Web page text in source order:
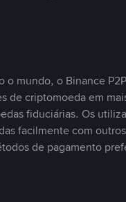
o mundo, o Binance
de criptomoeda em
fiduciárias. Os
facilmente com
de pagamento